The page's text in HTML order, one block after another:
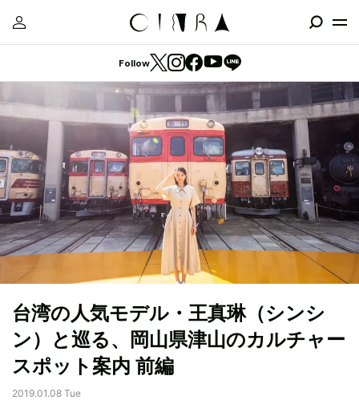
Follow
台湾の人気モデル・王真琳（シンシ
ン）と巡る、岡山県津山のカルチャー
スポット案内 前編
2019.01.08 Tue